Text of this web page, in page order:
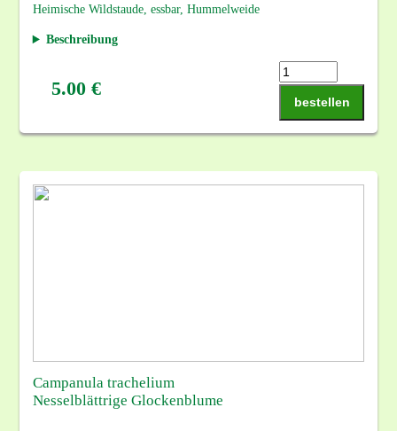
Heimische Wildstaude, essbar, Hummelweide
Beschreibung
5.00 €
bestellen
Campanula trachelium
Nesselblättrige Glockenblume